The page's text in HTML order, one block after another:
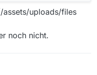
assets/uploads/files
noch nicht.